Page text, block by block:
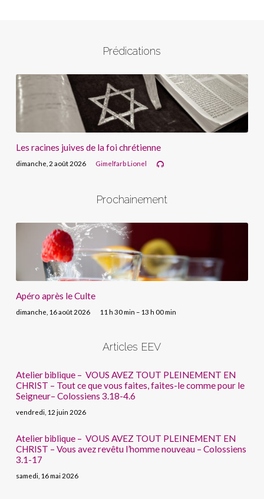
Prédications
Les racines juives de la foi chrétienne
dimanche, 2 août 2026 Gimelfarb Lionel
Prochainement
Apéro après le Culte
dimanche, 16 août 2026 11 h 30 min – 13 h 00 min
Articles EEV
Atelier biblique – VOUS AVEZ TOUT PLEINEMENT EN
CHRIST – Tout ce que vous faites, faites-le comme pour le
Seigneur– Colossiens 3.18-4.6
vendredi, 12 juin 2026
Atelier biblique – VOUS AVEZ TOUT PLEINEMENT EN
CHRIST – Vous avez revêtu l’homme nouveau – Colossiens
3.1-17
samedi, 16 mai 2026